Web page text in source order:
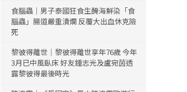
食腦蟲｜男子泰國狂食生醃海鮮染「食
腦蟲」腸道嚴重潰爛 反覆大出血休克險
死
黎彼得離世｜黎彼得離世享年76歲 今年
3月已中風臥床 好友鍾志光及盧宛茵透
露黎彼得最後時光